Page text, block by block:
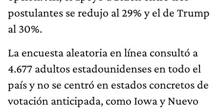
postulantes se redujo al 29% y el de Trump
al 30%.
La encuesta aleatoria en línea consultó a
4.677 adultos estadounidenses en todo el
país y no se centró en estados concretos de
votación anticipada, como Iowa y Nuevo